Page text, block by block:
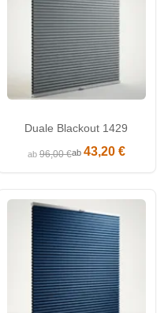
Duale Blackout 1429
ab96,00 €ab 43,20 €